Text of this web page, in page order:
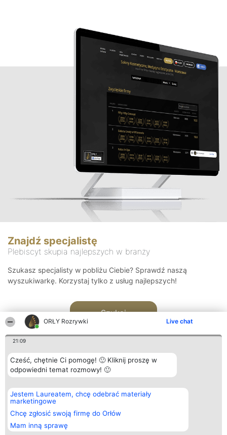
ORŁY Rozrywki Live chat
21:09
Cześć, chętnie Ci pomogę! 🙂 Kliknij proszę w
odpowiedni temat rozmowy! 🙂
Jestem Laureatem, chcę odebrać materiały
marketingowe
Chcę zgłosić swoją firmę do Orłów
Mam inną sprawę
Znajdź specjalistę
Plebiscyt skupia najlepszych w branży
Szukasz specjalisty w pobliżu Ciebie? Sprawdź naszą
wyszukiwarkę. Korzystaj tylko z usług najlepszych!
Szukaj
Organizator plebiscytu
Bright Side Solutions sp. z o.
o. sp. k.
ul. Ruska 22
Wrocław 50-079
KRS 0000749100 | Regon
381313360 | NIP 8943132676
Plebiscyt
Laureaci
wszystkich
Laureatów
Regulamin
Kontakt
Kontakt